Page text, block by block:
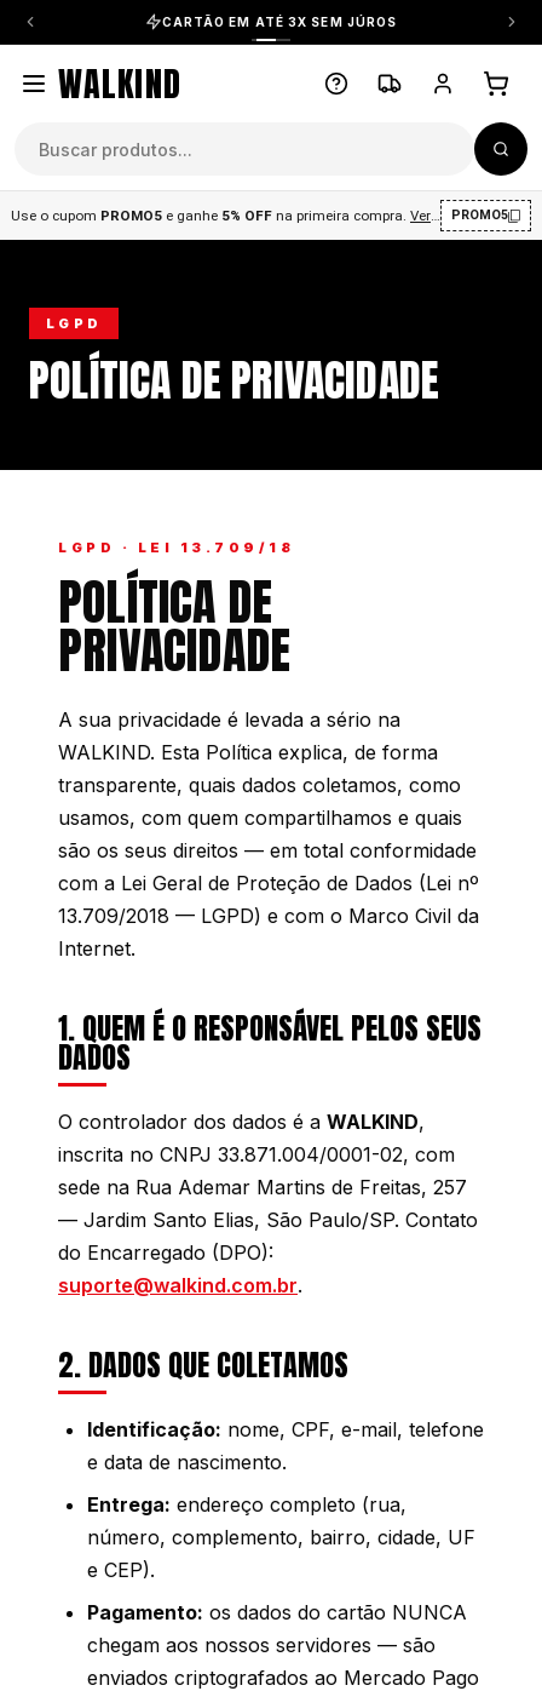
CARTÃO EM ATÉ 3X SEM JÚROS
WALKIND
Use o cupom PROMO5 e ganhe 5% OFF na primeira compra Ver condições .
PROMO5
LGPD
POLÍTICA DE PRIVACIDADE
LGPD · LEI 13.709/18
POLÍTICA DE
PRIVACIDADE
A sua privacidade é levada a sério na
WALKIND. Esta Política explica, de forma
transparente, quais dados coletamos, como
usamos, com quem compartilhamos e quais
são os seus direitos — em total conformidade
com a Lei Geral de Proteção de Dados (Lei nº
13.709/2018 — LGPD) e com o Marco Civil da
Internet.
1. QUEM É O RESPONSÁVEL PELOS SEUS
DADOS
O controlador dos dados é a WALKIND,
inscrita no CNPJ 33.871.004/0001-02, com
sede na Rua Ademar Martins de Freitas, 257
— Jardim Santo Elias, São Paulo/SP. Contato
do Encarregado (DPO):
suporte@walkind.com.br.
2. DADOS QUE COLETAMOS
Identificação: nome, CPF, e-mail, telefone
e data de nascimento.
Entrega: endereço completo (rua,
número, complemento, bairro, cidade, UF
e CEP).
Pagamento: os dados do cartão NUNCA
chegam aos nossos servidores — são
enviados criptografados ao Mercado Pago